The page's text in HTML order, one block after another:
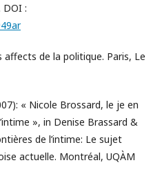
DOI :
affects de la politique. Paris, Le
« Nicole Brossard, le je en
», in Denise Brassard &
de l’intime: Le sujet
actuelle. Montréal, UQÀM